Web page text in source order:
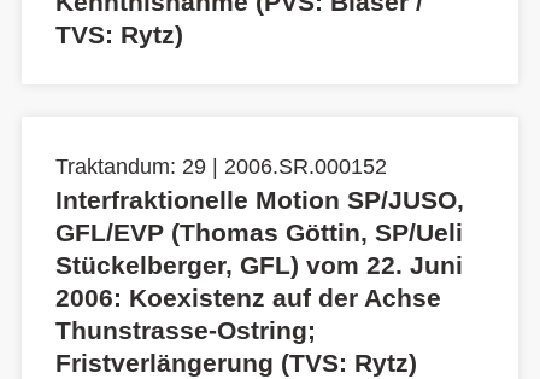
TVS: Rytz)
Traktandum: 29 | 2006.SR.000152
Interfraktionelle Motion SP/JUSO,
GFL/EVP (Thomas Göttin, SP/Ueli
Stückelberger, GFL) vom 22. Juni
2006: Koexistenz auf der Achse
Thunstrasse-Ostring;
Fristverlängerung (TVS: Rytz)